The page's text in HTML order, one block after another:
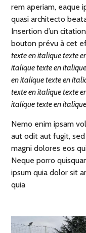
rem aperiam, eaque
quasi architecto
Insertion d’un
bouton prévu à cet
texte en italique texte
italique texte en
en italique texte en
texte en italique texte
italique texte en
Nemo enim ipsam
aut odit aut fugit,
magni dolores eos
Neque porro
ipsum quia dolor sit
quia